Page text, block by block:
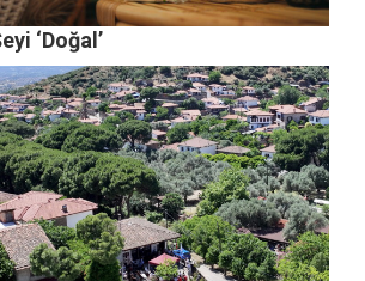
‘Doğal’